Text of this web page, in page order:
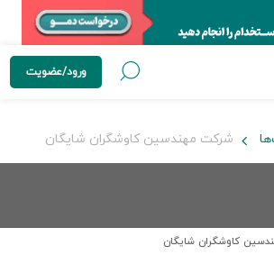
ورود/عضویت
شرکت مهندسین کاوشگران شایگان
کاوشگران شایگان